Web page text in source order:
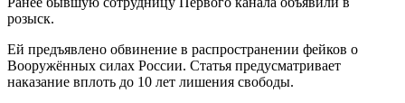
розыск.
Ей предъявлено обвинение в распространении фейков о
Вооружённых силах России. Статья предусматривает
наказание вплоть до 10 лет лишения свободы.